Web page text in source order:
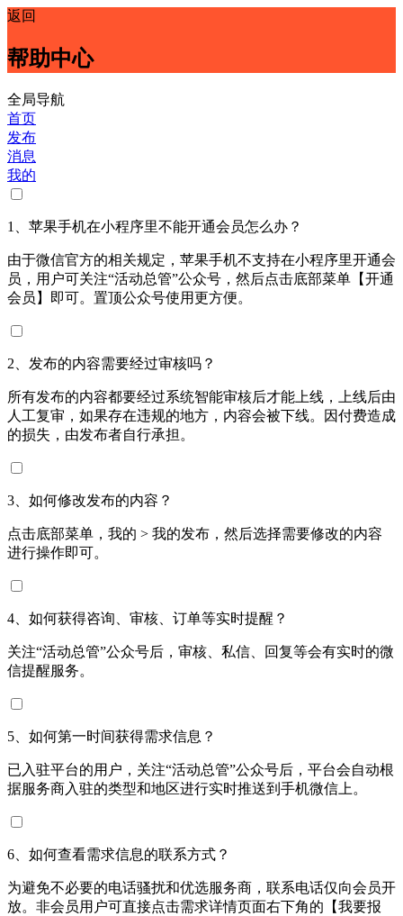
返回
帮助中心
全局导航
首页
发布
消息
我的
1、苹果手机在小程序里不能开通会员怎么办？
由于微信官方的相关规定，苹果手机不支持在小程序里开通会
员，用户可关注“活动总管”公众号，然后点击底部菜单【开通
会员】即可。置顶公众号使用更方便。
2、发布的内容需要经过审核吗？
所有发布的内容都要经过系统智能审核后才能上线，上线后由
人工复审，如果存在违规的地方，内容会被下线。因付费造成
的损失，由发布者自行承担。
3、如何修改发布的内容？
点击底部菜单，我的 > 我的发布，然后选择需要修改的内容
进行操作即可。
4、如何获得咨询、审核、订单等实时提醒？
关注“活动总管”公众号后，审核、私信、回复等会有实时的微
信提醒服务。
5、如何第一时间获得需求信息？
已入驻平台的用户，关注“活动总管”公众号后，平台会自动根
据服务商入驻的类型和地区进行实时推送到手机微信上。
6、如何查看需求信息的联系方式？
为避免不必要的电话骚扰和优选服务商，联系电话仅向会员开
放。非会员用户可直接点击需求详情页面右下角的【我要报